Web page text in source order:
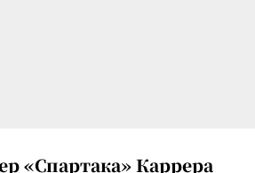
«Спартака» Каррера